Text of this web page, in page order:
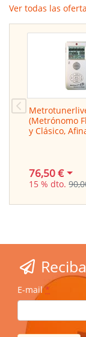
Ver todas las
(Metrónomo
y Clásico,
76,50 €
15 % dto.
E-mail *